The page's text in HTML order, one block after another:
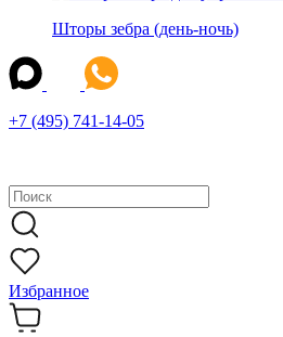
Шторы зебра (день-ночь)
+7 (495) 741-14-05
Избранное